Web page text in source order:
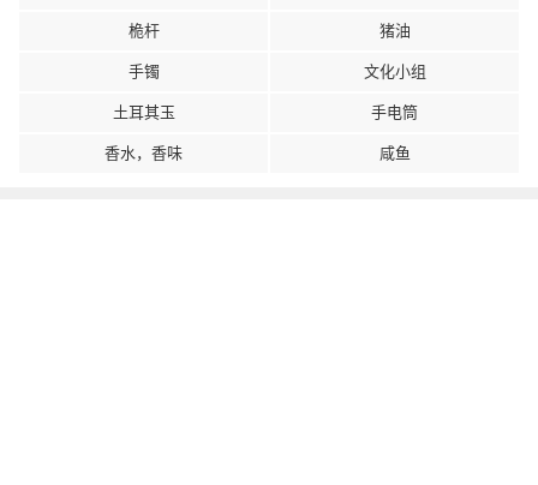
桅杆 猪油
手镯 文化小组
土耳其玉 手电筒
香水，香味 咸鱼